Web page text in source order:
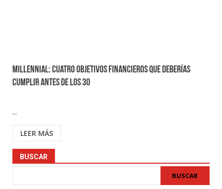
Millennial: Cuatro objetivos financieros que deberías
cumplir antes de los 30
...
LEER MÁS
BUSCAR
BUSCAR